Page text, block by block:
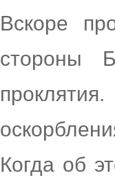
Вскоре
стороны
Когда об